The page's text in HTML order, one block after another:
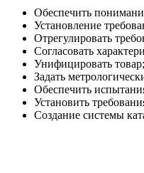
Обеспечить
Установление
Отрегулировать
Согласовать
Унифицировать товар;
Задать
Обеспечить
Установить
Создание системы